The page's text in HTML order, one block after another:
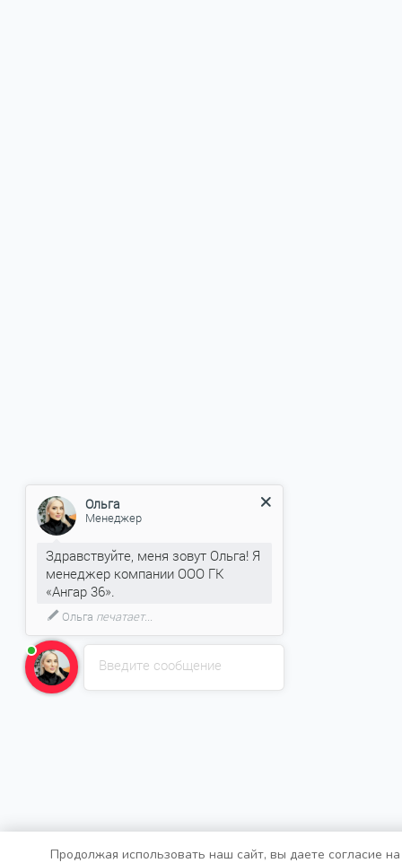
Продолжая использовать наш сайт, вы даете согласие на
Введите сообщение
Ольга
Менеджер
Здравствуйте, меня зовут Ольга! Я
менеджер компании ООО ГК
«Ангар 36».
Ольга печатает...